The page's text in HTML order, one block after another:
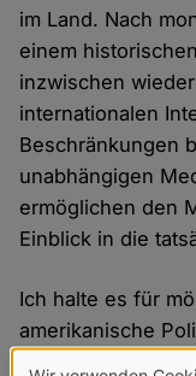
im Land. Nach
einem
inzwischen
internationalen
Beschränkungen
unabhängigen
ermöglichen den
Einblick in die
Ich halte es für
amerikanische